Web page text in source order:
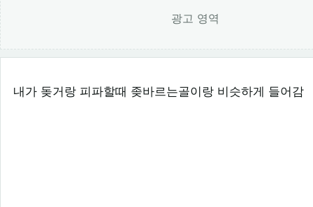
광고 영역
내가 돚거랑 피파할때 좆바르는골이랑 비슷하게 들어감